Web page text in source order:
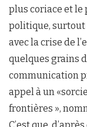
plus coriace et le
politique, surtout
avec la crise de
quelques grains
communication
appel à un
frontières »,